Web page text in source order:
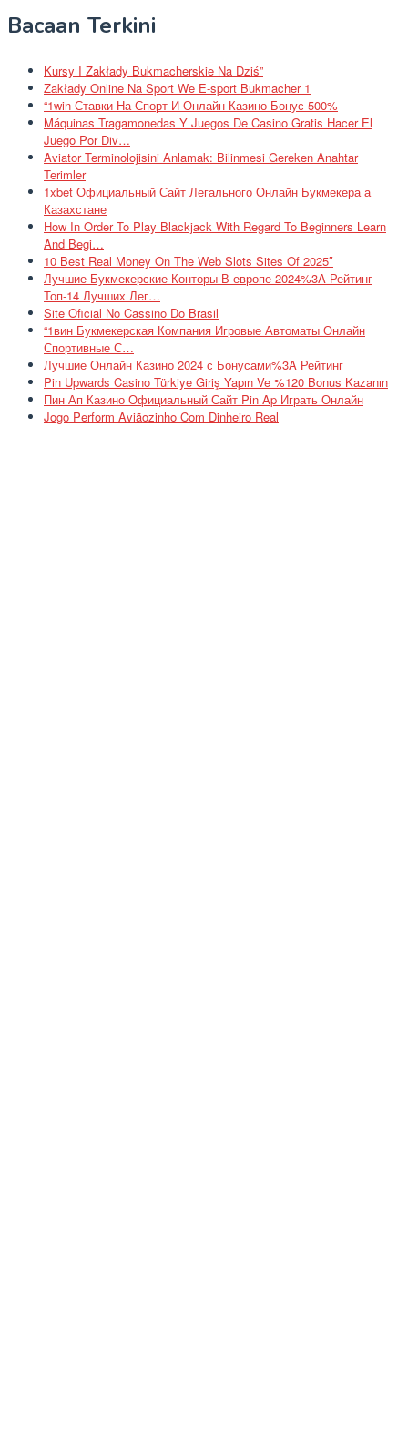
Bacaan Terkini
Kursy I Zakłady Bukmacherskie Na Dziś”
Zakłady Online Na Sport We E-sport Bukmacher 1
“1win Ставки На Спорт И Онлайн Казино Бонус 500%
Máquinas Tragamonedas Y Juegos De Casino Gratis Hacer El
Juego Por Div…
Aviator Terminolojisini Anlamak: Bilinmesi Gereken Anahtar
Terimler
1xbet Официальный Сайт Легального Онлайн Букмекера а
Казахстане
How In Order To Play Blackjack With Regard To Beginners Learn
And Begi…
10 Best Real Money On The Web Slots Sites Of 2025″
Лучшие Букмекерские Конторы В европе 2024%3A Рейтинг
Топ-14 Лучших Лег…
Site Oficial No Cassino Do Brasil
“1вин Букмекерская Компания Игровые Автоматы Онлайн
Спортивные С…
Лучшие Онлайн Казино 2024 с Бонусами%3A Рейтинг
Pin Upwards Casino Türkiye Giriş Yapın Ve %120 Bonus Kazanın
Пин Ап Казино Официальный Сайт Pin Ap Играть Онлайн
Jogo Perform Aviãozinho Com Dinheiro Real